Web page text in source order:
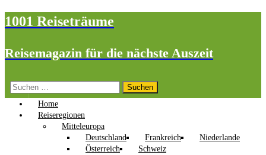
1001 Reiseträume
Reisemagazin für die nächste Auszeit
Suchen
nach:
Home
Reiseregionen
Mitteleuropa
Deutschland
Frankreich
Niederlande
Österreich
Schweiz